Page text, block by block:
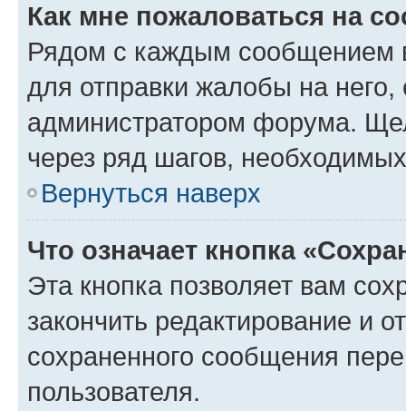
Как мне пожаловаться на
Рядом с каждым сообщением
для отправки жалобы на
администратором форума.
через ряд шагов,
Вернуться наверх
Что означает кнопка
Эта кнопка позволяет вам
закончить редактирование и
сохраненного сообщения
пользователя.